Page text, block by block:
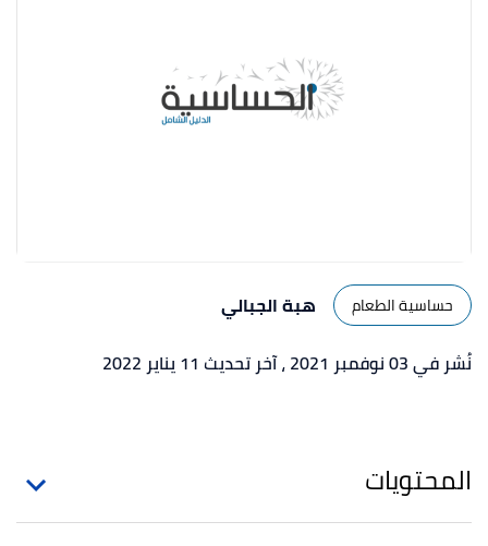
حساسية الطعام
هبة الجبالي
نُشر في 03 نوفمبر 2021
، آخر تحديث 11 يناير 2022
المحتويات